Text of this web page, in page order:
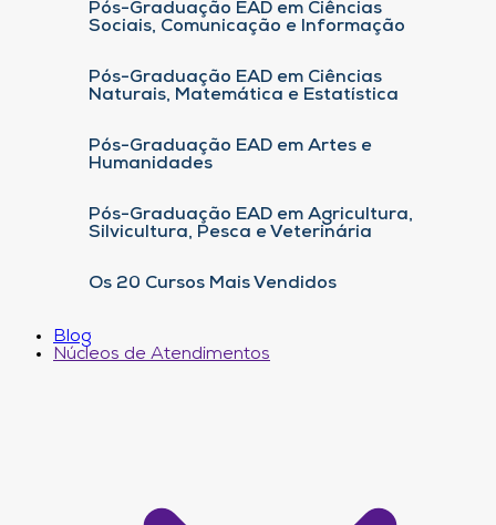
Pós-Graduação EAD em Ciências
Sociais, Comunicação e Informação
Pós-Graduação EAD em Ciências
Naturais, Matemática e Estatística
Pós-Graduação EAD em Artes e
Humanidades
Pós-Graduação EAD em Agricultura,
Silvicultura, Pesca e Veterinária
Os 20 Cursos Mais Vendidos
Blog
Núcleos de Atendimentos